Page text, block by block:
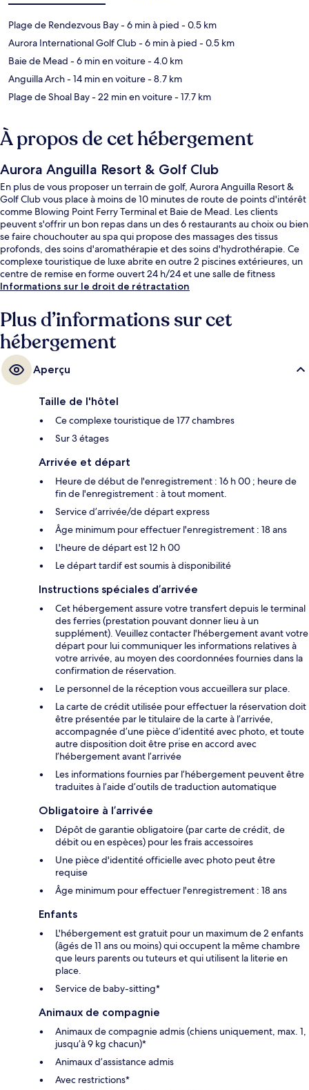
Plage de Rendezvous Bay- 6 min à pied - 0.5 km
Aurora International Golf Club- 6 min à pied - 0.5 km
Baie de Mead - 6 min en voiture- 4.0 km
Anguilla Arch- 14 min en voiture- 8.7 km
Plage de Shoal Bay- 22 min en voiture- 17.7 km
À propos de cet hébergement
Aurora Anguilla Resort & Golf Club
En plus de vous proposer un terrain de golf, Aurora Anguilla Resort &
Golf Club vous place à moins de 10 minutes de route de points d'intérêt
comme Blowing Point Ferry Terminal et Baie de Mead. Les clients
peuvent s'offrir un bon repas dans un des 6 restaurants au choix ou bien
se faire chouchouter au spa qui propose des massages des tissus
profonds, des soins d'aromathérapie et des soins d'hydrothérapie. Ce
complexe touristique de luxe abrite en outre 2 piscines extérieures, un
centre de remise en forme ouvert 24 h/24 et une salle de fitness
ouverte 24 h/24. Les autres voyageurs ne tarissent pas d'éloges en ce
Informations sur le droit de rétractation
Plus d’informations sur cet
hébergement
Aperçu
Taille de l'hôtel
Ce complexe touristique de 177 chambres
Sur 3 étages
Arrivée et départ
Heure de début de l'enregistrement : 16 h 00 ; heure de
fin de l'enregistrement : à tout moment.
Service d’arrivée/de départ express
Âge minimum pour effectuer l'enregistrement : 18 ans
L'heure de départ est 12 h 00
Le départ tardif est soumis à disponibilité
Instructions spéciales d’arrivée
Cet hébergement assure votre transfert depuis le terminal
des ferries (prestation pouvant donner lieu à un
supplément). Veuillez contacter l'hébergement avant votre
départ pour lui communiquer les informations relatives à
votre arrivée, au moyen des coordonnées fournies dans la
confirmation de réservation.
Le personnel de la réception vous accueillera sur place.
La carte de crédit utilisée pour effectuer la réservation doit
être présentée par le titulaire de la carte à l’arrivée,
accompagnée d’une pièce d’identité avec photo, et toute
autre disposition doit être prise en accord avec
l’hébergement avant l’arrivée
Les informations fournies par l’hébergement peuvent être
traduites à l’aide d’outils de traduction automatique
Obligatoire à l’arrivée
Dépôt de garantie obligatoire (par carte de crédit, de
débit ou en espèces) pour les frais accessoires
Une pièce d'identité officielle avec photo peut être
requise
Âge minimum pour effectuer l'enregistrement : 18 ans
Enfants
L'hébergement est gratuit pour un maximum de 2 enfants
(âgés de 11 ans ou moins) qui occupent la même chambre
que leurs parents ou tuteurs et qui utilisent la literie en
place.
Service de baby-sitting*
Animaux de compagnie
Animaux de compagnie admis (chiens uniquement, max. 1,
jusqu’à 9 kg chacun)*
Animaux d’assistance admis
Avec restrictions*